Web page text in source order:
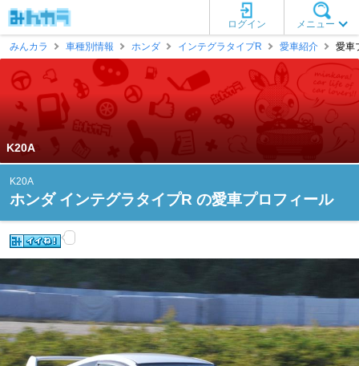
メニュー
ログイン
みんカラ
車種別情報 ホンダ インテグラタイプR 愛車紹介 愛車
K20A
K20A
ホンダ インテグラタイプR の愛車プロフィール